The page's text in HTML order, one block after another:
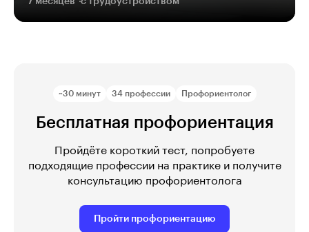
~30 минут 34 профессии Профориентолог
Бесплатная профориентация
Пройдёте короткий тест, попробуете
подходящие профессии на практике и получите
консультацию профориентолога
Пройти профориентацию